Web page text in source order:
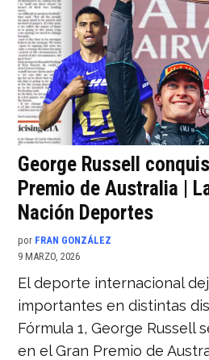
George Russell
Premio de Australia |
Nación Deportes
por FRAN GONZÁLEZ
9 MARZO, 2026
El deporte internacional
importantes en distintas
Fórmula 1, George Russell
en el Gran Premio de